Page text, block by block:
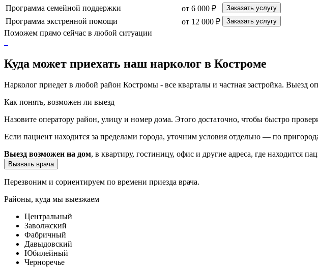
Программа семейной поддержки от 6 000 ₽ Заказать услугу
Программа экстренной помощи от 12 000 ₽ Заказать услугу
Поможем прямо сейчас в любой ситуации
Куда может приехать наш нарколог в Костроме
Нарколог приедет в любой район Костромы - все кварталы и частная застройка. Выезд
Как понять, возможен ли выезд
Назовите оператору район, улицу и номер дома. Этого достаточно, чтобы быстро
Если пациент находится за пределами города, уточним условия отдельно — по
Выезд возможен на дом, в квартиру, гостиницу, офис и другие адреса, где находится
Вызвать врача
Перезвоним и сориентируем по времени приезда врача.
Районы, куда мы выезжаем
Центральный
Заволжский
Фабричный
Давыдовский
Юбилейный
Черноречье